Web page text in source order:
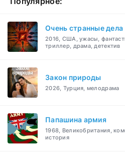
Очень странные дела
2016, США, ужасы,
триллер, драма, детектив
Закон природы
2026, Турция, мелодрама
Папашина армия
1968, Великобритания,
история